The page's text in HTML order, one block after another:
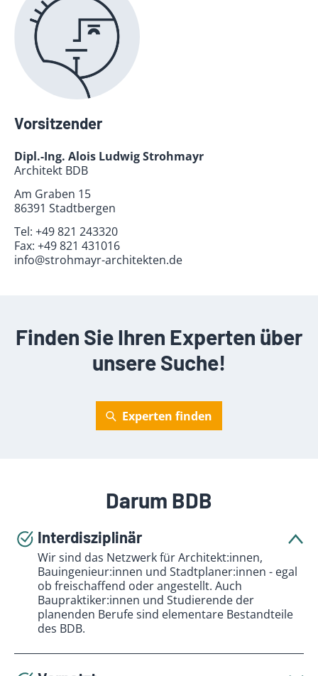
Vorsitzender
Dipl.-Ing. Alois Ludwig Strohmayr
Architekt BDB
Am Graben 15
86391 Stadtbergen
Tel: +49 821 243320
Fax: +49 821 431016
info@strohmayr-architekten.de
Finden Sie Ihren Experten über
unsere Suche!
Experten finden
Darum BDB
Interdisziplinär
Wir sind das Netzwerk für Architekt:innen,
Bauingenieur:innen und Stadtplaner:innen - egal
ob freischaffend oder angestellt. Auch
Baupraktiker:innen und Studierende der
planenden Berufe sind elementare Bestandteile
des BDB.